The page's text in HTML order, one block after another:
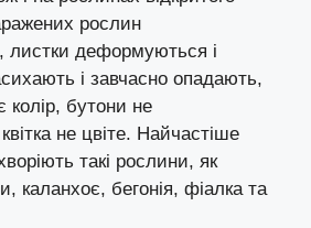
рослин
листки деформуються і
і завчасно опадають,
колір, бутони не
не цвіте. Найчастіше
такі рослини, як
каланхоє, бегонія, фіалка та